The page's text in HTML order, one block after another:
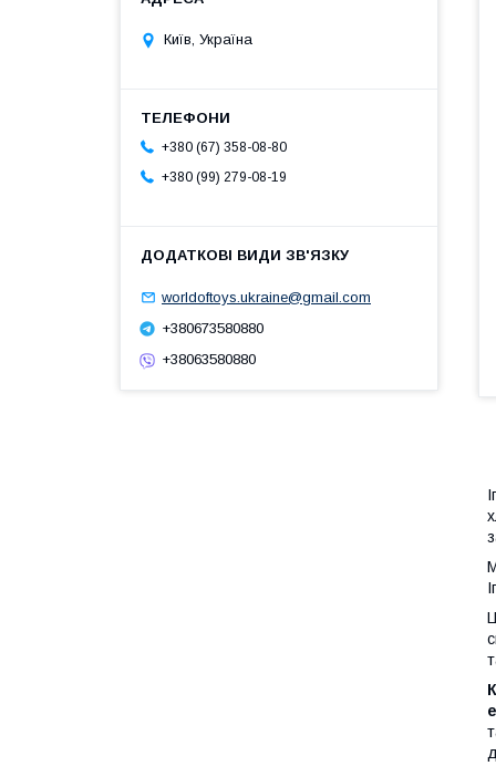
Київ, Україна
+380 (67) 358-08-80
+380 (99) 279-08-19
worldoftoys.ukraine@gmail.com
+380673580880
+38063580880